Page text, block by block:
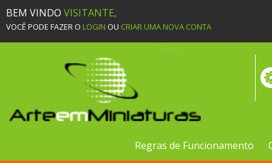
BEM VINDO VISITANTE,
VOCÊ PODE FAZER O LOGIN OU CRIAR UMA NOVA CONTA
Regras de Funcionamento